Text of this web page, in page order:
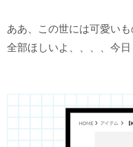
ああ、この世には可愛いも
全部ほしいよ、、、、今日